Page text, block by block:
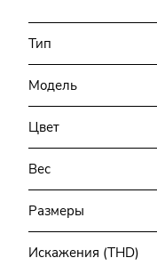
Тип
Модель
Цвет
Вес
Размеры
Искажения (THD)